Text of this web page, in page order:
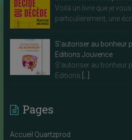
Voilà un livre que je
particulièrement, une
S’autoriser au bonheur
Editions Jouvence
S’autoriser au bonheur
Editions
Pages
Accueil Quartzprod